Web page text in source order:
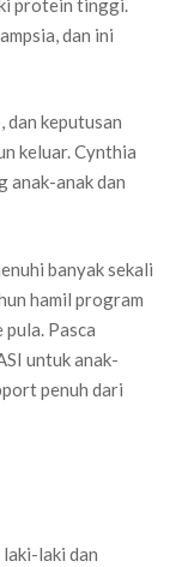
protein tinggi.
dan ini
keputusan
keluar. Cynthia
anak-anak dan
banyak sekali
hamil program
Pasca
untuk anak-
penuh dari
laki-laki dan